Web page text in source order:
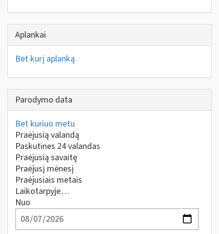
Aplankai
Bet kurį aplanką
Parodymo data
Bet kuriuo metu
Praėjusią valandą
Paskutines 24 valandas
Praėjusią savaitę
Praėjusį mėnesį
Praėjusiais metais
Laikotarpyje…
Nuo